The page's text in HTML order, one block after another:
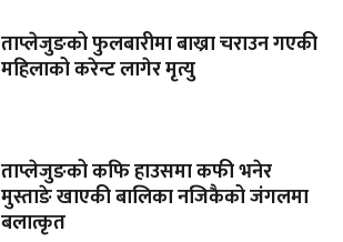
ताप्लेजुङको फुलबारीमा बाख्रा चराउन गएकी
महिलाको करेन्ट लागेर मृत्यु
ताप्लेजुङको कफि हाउसमा कफी भनेर
मुस्ताङे खाएकी बालिका नजिकैको जंगलमा
बलात्कृत